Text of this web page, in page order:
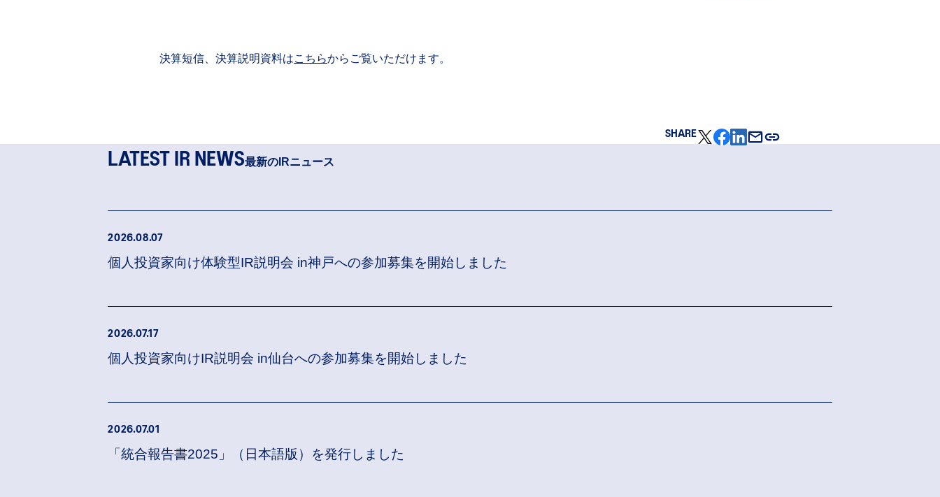
決算短信、決算説明資料はこちらからご覧いただけます。
SHARE
LATEST IR NEWS最新のIRニュース
2026.08.07
個人投資家向け体験型IR説明会 in神戸への参加募集を開始しました
2026.07.17
個人投資家向けIR説明会 in仙台への参加募集を開始しました
2026.07.01
「統合報告書2025」（日本語版）を発行しました